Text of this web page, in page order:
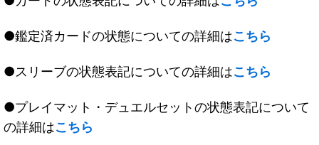
●鑑定済カードの状態についての詳細はこちら
●スリーブの状態表記についての詳細はこちら
●プレイマット・デュエルセットの状態表記について
の詳細はこちら